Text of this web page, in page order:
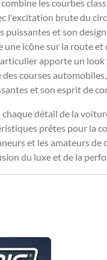
les courbes
l'excitation brute du
puissantes et son design
une icône sur la route et
apporte un look
courses
et son esprit de
détail de la
prêtes pour la
et les amateurs de
du luxe et de la